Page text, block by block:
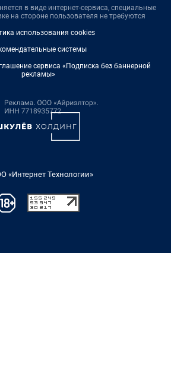
в виде интернет-сервиса, специальные
на стороне пользователя не требуются
использования cookies
системы
сервиса «Подписка без баннерной
рекламы»
«Интернет Технологии»